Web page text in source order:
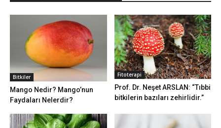
Bitkiler
Mango Nedir? Mango’nun
Faydaları Nelerdir?
Fitoterapi
Prof. Dr. Neşet ARSLAN: “Tıbbi
bitkilerin bazıları zehirlidir.”